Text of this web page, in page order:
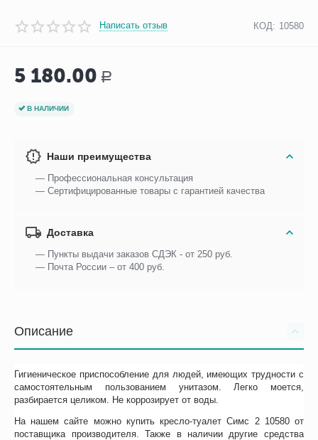
Написать отзыв КОД: 10580
5 180.00 Р
В НАЛИЧИИ
Наши преимущества
— Профессиональная консультация
— Сертифицированные товары с гарантией качества
Доставка
— Пункты выдачи заказов СДЭК - от 250 руб.
— Почта России – от 400 руб.
Описание
Гигиеническое приспособление для людей, имеющих трудности с
самостоятельным пользованием унитазом. Легко моется,
разбирается целиком. Не коррозирует от воды.
На нашем сайте можно купить кресло-туалет Симс 2 10580 от
поставщика производителя. Также в наличии другие средства